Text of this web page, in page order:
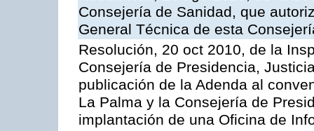
Consejería de Sanidad, que
General Técnica de esta
Resolución, 20 oct 2010, de la
Consejería de Presidencia,
publicación de la Adenda al
La Palma y la Consejería de
implantación de una Oficina de